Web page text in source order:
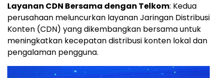
Layanan CDN Bersama dengan Telkom: Kedua
perusahaan meluncurkan layanan Jaringan Distribusi
Konten (CDN) yang dikembangkan bersama untuk
meningkatkan kecepatan distribusi konten lokal dan
pengalaman pengguna.